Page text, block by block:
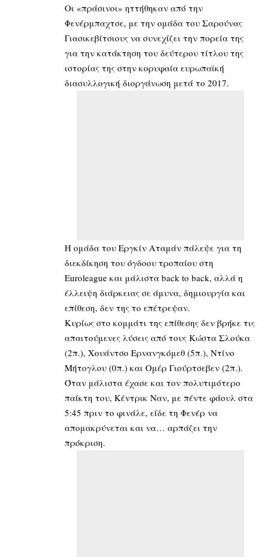
Οι «πράσινοι» ηττήθηκαν από την
Φενέρμπαχτσε, με την ομάδα του Σαρούνας
Γιασικεβίτσιους να συνεχίζει την πορεία της
για την κατάκτηση του δεύτερου τίτλου της
ιστορίας της στην κορυφαία ευρωπαϊκή
διασυλλογική διοργάνωση μετά το 2017.
Η ομάδα του Εργκίν Αταμάν πάλεψε για τη
διεκδίκηση του όγδοου τροπαίου στη
Euroleague και μάλιστα back to back, αλλά η
έλλειψη διάρκειας σε άμυνα, δημιουργία και
επίθεση, δεν της το επέτρεψαν.
Κυρίως στο κομμάτι της επίθεσης δεν βρήκε τις
απαιτούμενες λύσεις από τους Κώστα Σλούκα
(2π.), Χουάντσο Ερνανγκόμεθ (5π.), Ντίνο
Μήτογλου (0π.) και Ομέρ Γιούρτσεβεν (2π.).
Όταν μάλιστα έχασε και τον πολυτιμότερο
παίκτη του, Κέντρικ Ναν, με πέντε φάουλ στα
5:45 πριν το φινάλε, είδε τη Φενέρ να
απομακρύνεται και να… αρπάζει την
πρόκριση.